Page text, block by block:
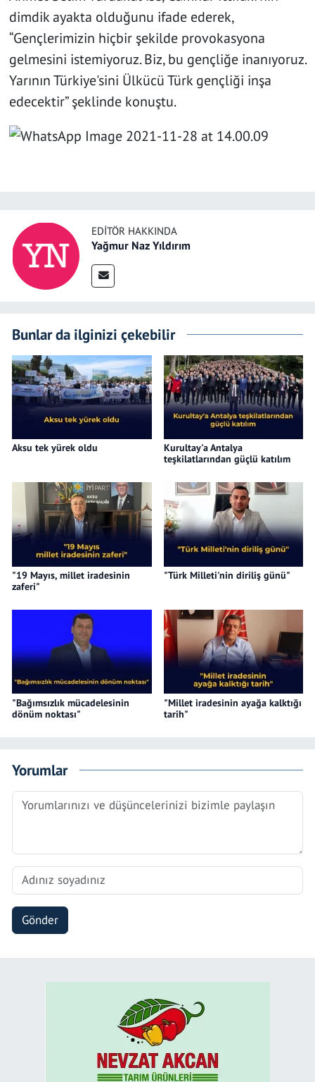
dimdik ayakta olduğunu ifade ederek,
“Gençlerimizin hiçbir şekilde provokasyona
gelmesini istemiyoruz. Biz, bu gençliğe inanıyoruz.
Yarının Türkiye'sini Ülkücü Türk gençliği inşa
edecektir” şeklinde konuştu.
EDITÖR HAKKINDA
Yağmur Naz Yıldırım
Bunlar da ilginizi çekebilir
Aksu tek yürek oldu
Kurultay'a Antalya
teşkilatlarından güçlü katılım
"19 Mayıs, millet iradesinin
zaferi"
"Türk Milleti'nin diriliş günü"
"Bağımsızlık mücadelesinin
dönüm noktası"
"Millet iradesinin ayağa kalktığı
tarih"
Yorumlar
Gönder